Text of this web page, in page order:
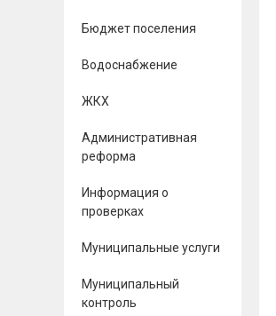
Бюджет поселения
Водоснабжение
ЖКХ
Административная
реформа
Информация о
проверках
Муниципальные услуги
Муниципальный
контроль